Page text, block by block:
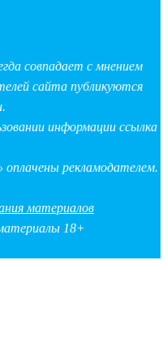
совпадает с мнением
сайта публикуются
информации ссылка
оплачены рекламодателем.
материалов
18+